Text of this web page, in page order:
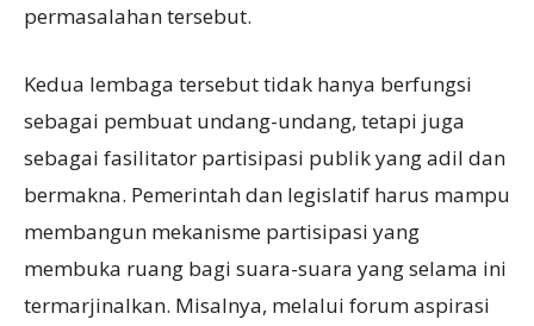
permasalahan tersebut.
Kedua lembaga tersebut tidak hanya berfungsi
sebagai pembuat undang-undang, tetapi juga
sebagai fasilitator partisipasi publik yang adil dan
bermakna. Pemerintah dan legislatif harus mampu
membangun mekanisme partisipasi yang
membuka ruang bagi suara-suara yang selama ini
termarjinalkan. Misalnya, melalui forum aspirasi